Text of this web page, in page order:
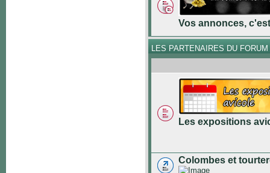
Vos annonces,
LES PARTENAIRES DU FORUM
Les expositions
Colombes et